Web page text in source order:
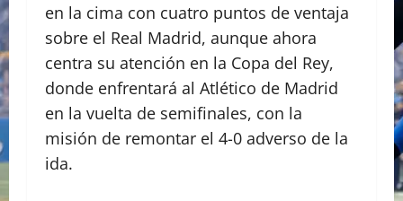
en la cima con cuatro puntos de ventaja
sobre el Real Madrid, aunque ahora
centra su atención en la Copa del Rey,
donde enfrentará al Atlético de Madrid
en la vuelta de semifinales, con la
misión de remontar el 4-0 adverso de la
ida.